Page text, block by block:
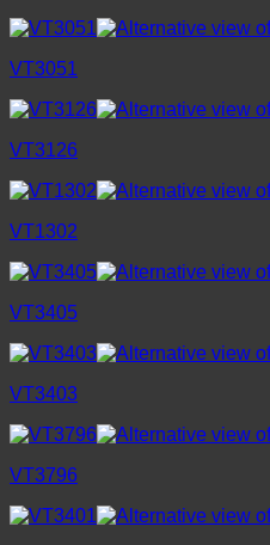
VT3051
VT3126
VT1302
VT3405
VT3403
VT3796